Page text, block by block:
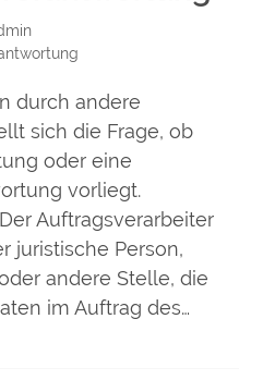
durch andere
sich die Frage, ob
oder eine
vorliegt.
Auftragsverarbeiter
juristische Person,
andere Stelle, die
im Auftrag des…